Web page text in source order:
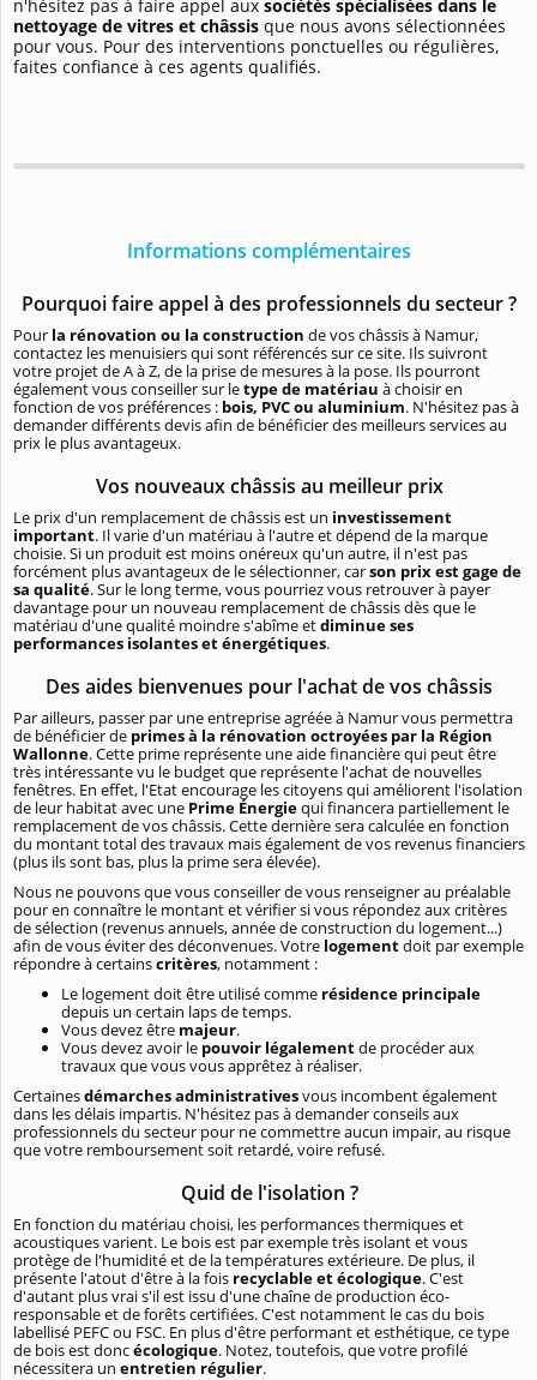
n'hésitez pas à faire appel aux sociétés spécialisées dans le
nettoyage de vitres et châssis que nous avons sélectionnées
pour vous. Pour des interventions ponctuelles ou régulières,
faites confiance à ces agents qualifiés.
Informations complémentaires
Pourquoi faire appel à des professionnels du secteur ?
Pour la rénovation ou la construction de vos châssis à Namur,
contactez les menuisiers qui sont référencés sur ce site. Ils suivront
votre projet de A à Z, de la prise de mesures à la pose. Ils pourront
également vous conseiller sur letype de matériau à choisir en
fonction de vos préférences : bois, PVC ou aluminium. N'hésitez pas à
demander différents devis afin de bénéficier des meilleurs services au
prix le plus avantageux.
Vos nouveaux châssis au meilleur prix
Le prix d'un remplacement de châssis est un investissement
important. Il varie d'un matériau à l'autre et dépend de la marque
choisie. Si un produit est moins onéreux qu'un autre, il n'est pas
forcément plus avantageux de le sélectionner, carson prix est gage de
sa qualité. Sur le long terme, vous pourriez vous retrouver à payer
davantage pour un nouveau remplacement de châssis dès que le
matériau d'une qualité moindre s'abîme etdiminue ses
performances isolantes et énergétiques.
Des aides bienvenues pour l'achat de vos châssis
Par ailleurs, passer par une entreprise agréée à Namur vous permettra
de bénéficier de primes à la rénovation octroyées par la Région
Wallonne. Cette prime représente une aide financière qui peut être
très intéressante vu le budget que représente l'achat de nouvelles
fenêtres. En effet, l'Etat encourage les citoyens qui améliorent l'isolation
de leur habitat avec une Prime Énergiequi financera partiellement le
remplacement de vos châssis. Cette dernière sera calculée en fonction
du montant total des travaux mais également de vos revenus financiers
(plus ils sont bas, plus la prime sera élevée).
Nous ne pouvons que vous conseiller de vous renseigner au préalable
pour en connaître le montant et vérifier si vous répondez aux critères
de sélection (revenus annuels, année de construction du logement...)
afin de vous éviter des déconvenues. Votre logementdoit par exemple
répondre à certainscritères, notamment :
Le logement doit être utilisé comme résidence principale
depuis un certain laps de temps.
Vous devez être majeur.
Vous devez avoir le pouvoir légalementde procéder aux
travaux que vous vous apprêtez à réaliser.
Certainesdémarches administrativesvous incombent également
dans les délais impartis. N'hésitez pas à demander conseils aux
professionnels du secteur pour ne commettre aucun impair, au risque
que votre remboursement soit retardé, voire refusé.
Quid de l'isolation ?
En fonction du matériau choisi, les performances thermiques et
acoustiques varient. Le bois est par exemple très isolant et vous
protège de l'humidité et de la températures extérieure. De plus, il
présente l'atout d'être à la fois recyclable et écologique. C'est
d'autant plus vrai s'il est issu d'une chaîne de production éco-
responsable et de forêts certifiées. C'est notamment le cas du bois
labellisé PEFC ou FSC. En plus d'être performant et esthétique, ce type
de bois est doncécologique. Notez, toutefois, que votre profilé
nécessitera un entretien régulier.